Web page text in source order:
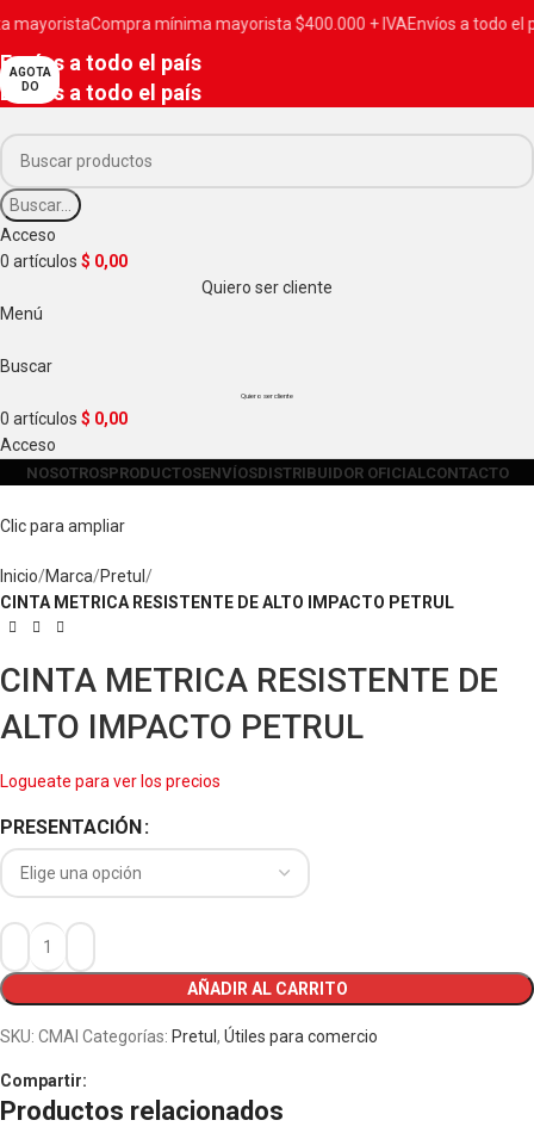
Envíos a todo el país
Envíos a todo el país
Buscar...
Acceso
0 artículos $ 0,00
Quiero ser cliente
Menú
Buscar
Quiero ser cliente
0 artículos $ 0,00
Acceso
NOSOTROSPRODUCTOSENVÍOSDISTRIBUIDOR OFICIALCONTACTO
AGOTA
DO
Clic para ampliar
Inicio Marca Pretul
CINTA METRICA RESISTENTE DE ALTO IMPACTO PETRUL
CINTA METRICA RESISTENTE DE
ALTO IMPACTO PETRUL
Logueate para ver los precios
PRESENTACIÓN
AÑADIR AL CARRITO
SKU: CMAI Categorías: Pretul , Útiles para comercio
Compartir:
Productos relacionados
Compra mínima mayorista $400.000 + IVA Envíos a todo el país